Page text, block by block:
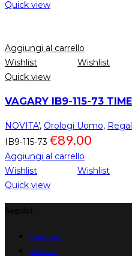
Quick view
Aggiungi al carrello
Wishlist
Wishlist
Quick view
VAGARY IB9-115-73
NOVITA', Orologi Uomo,
IB9-115-73 €89.00
Aggiungi al carrello
Wishlist
Wishlist
Quick view
Facebook
Twitter